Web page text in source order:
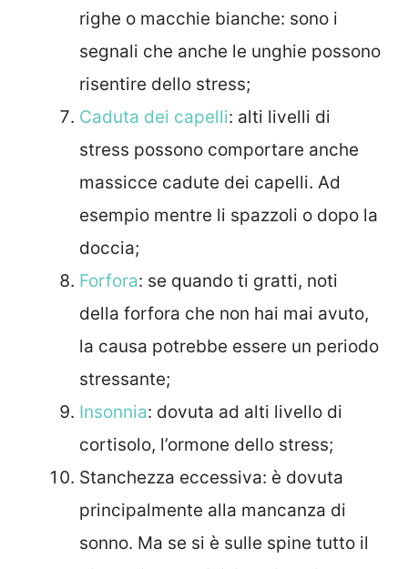
righe o macchie bianche: sono i
segnali che anche le unghie possono
risentire dello stress;
Caduta dei capelli: alti livelli di
stress possono comportare anche
massicce cadute dei capelli. Ad
esempio mentre li spazzoli o dopo la
doccia;
Forfora: se quando ti gratti, noti
della forfora che non hai mai avuto,
la causa potrebbe essere un periodo
stressante;
Insonnia: dovuta ad alti livello di
cortisolo, l’ormone dello stress;
Stanchezza eccessiva: è dovuta
principalmente alla mancanza di
sonno. Ma se si è sulle spine tutto il